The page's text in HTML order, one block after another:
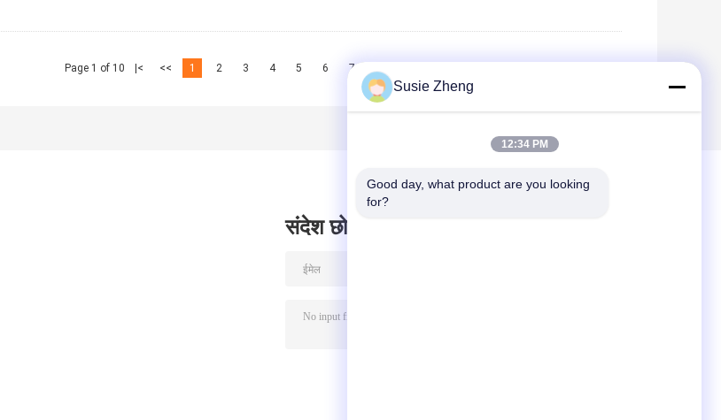
Page 1 of 10 |< << 1 2 3 4 5 6 7
संदेश छोड़ दो
Susie Zheng
12:34 PM
Good day, what product are you looking
for?